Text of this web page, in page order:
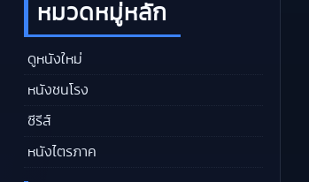
หมวดหมู่หลัก
ดูหนังใหม่
หนังชนโรง
ซีรีส์
หนังไตรภาค